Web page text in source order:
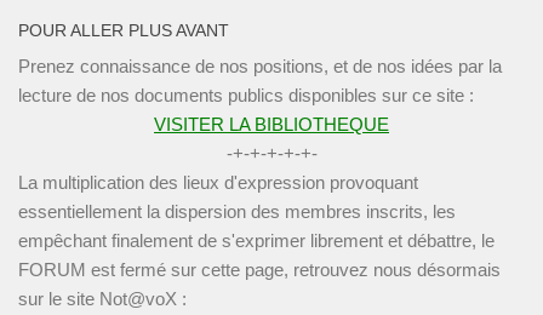
POUR ALLER PLUS AVANT
Prenez connaissance de nos positions, et de nos idées par la
lecture de nos documents publics disponibles sur ce site :
VISITER LA BIBLIOTHEQUE
-+-+-+-+-+-
La multiplication des lieux d'expression provoquant
essentiellement la dispersion des membres inscrits, les
empêchant finalement de s'exprimer librement et débattre, le
FORUM est fermé sur cette page, retrouvez nous désormais
sur le site Not@voX :